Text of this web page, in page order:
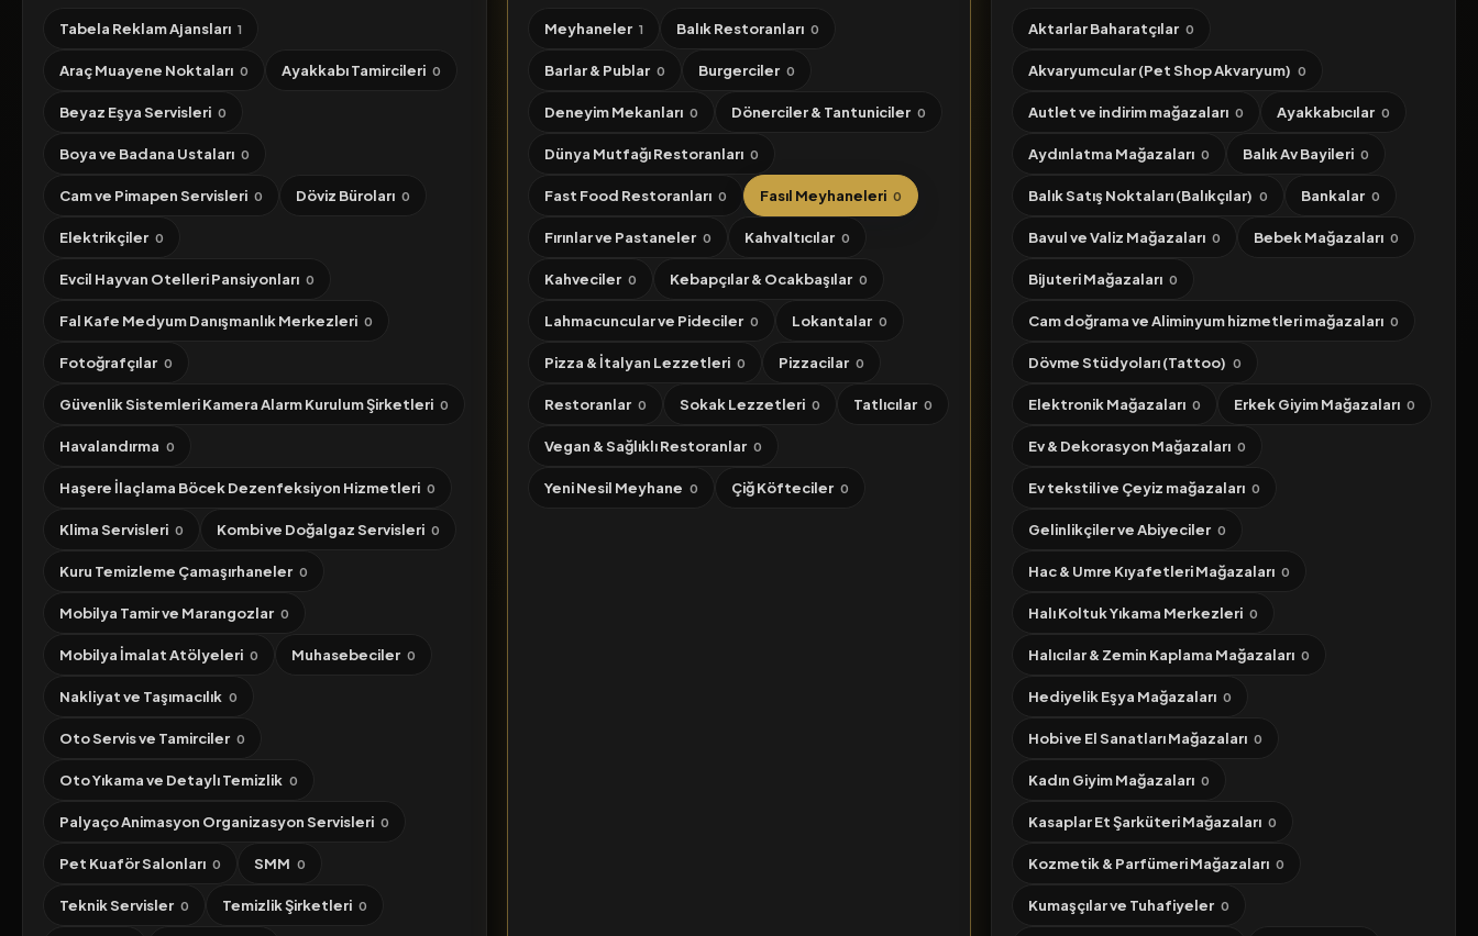
Tabela Reklam Ajansları 1
Araç Muayene Noktaları 0 Ayakkabı Tamircileri 0
Beyaz Eşya Servisleri 0
Boya ve Badana Ustaları 0
Cam ve Pimapen Servisleri 0 Döviz Büroları 0
Elektrikçiler 0
Evcil Hayvan Otelleri Pansiyonları 0
Fal Kafe Medyum Danışmanlık Merkezleri 0
Fotoğrafçılar 0
Güvenlik Sistemleri Kamera Alarm Kurulum Şirketleri 0
Havalandırma 0
Haşere İlaçlama Böcek Dezenfeksiyon Hizmetleri 0
Klima Servisleri 0 Kombi ve Doğalgaz Servisleri 0
Kuru Temizleme Çamaşırhaneler 0
Mobilya Tamir ve Marangozlar 0
Mobilya İmalat Atölyeleri 0 Muhasebeciler 0
Nakliyat ve Taşımacılık 0
Oto Servis ve Tamirciler 0
Oto Yıkama ve Detaylı Temizlik 0
Palyaço Animasyon Organizasyon Servisleri 0
Pet Kuaför Salonları 0 SMM 0
Teknik Servisler 0 Temizlik Şirketleri 0
Meyhaneler 1 Balık Restoranları 0
Barlar & Publar 0 Burgerciler 0
Deneyim Mekanları 0 Dönerciler & Tantuniciler 0
Dünya Mutfağı Restoranları 0
Fast Food Restoranları 0 Fasıl Meyhaneleri 0
Fırınlar ve Pastaneler 0 Kahvaltıcılar 0
Kahveciler 0 Kebapçılar & Ocakbaşılar 0
Lahmacuncular ve Pideciler 0 Lokantalar 0
Pizza & İtalyan Lezzetleri 0 Pizzacilar 0
Restoranlar 0 Sokak Lezzetleri 0 Tatlıcılar 0
Vegan & Sağlıklı Restoranlar 0
Yeni Nesil Meyhane 0 Çiğ Köfteciler 0
Aktarlar Baharatçılar 0
Akvaryumcular (Pet Shop Akvaryum) 0
Autlet ve indirim mağazaları 0 Ayakkabıcılar 0
Aydınlatma Mağazaları 0 Balık Av Bayileri 0
Balık Satış Noktaları (Balıkçılar) 0 Bankalar 0
Bavul ve Valiz Mağazaları 0 Bebek Mağazaları 0
Bijuteri Mağazaları 0
Cam doğrama ve Aliminyum hizmetleri mağazaları 0
Dövme Stüdyoları (Tattoo) 0
Elektronik Mağazaları 0 Erkek Giyim Mağazaları 0
Ev & Dekorasyon Mağazaları 0
Ev tekstili ve Çeyiz mağazaları 0
Gelinlikçiler ve Abiyeciler 0
Hac & Umre Kıyafetleri Mağazaları 0
Halı Koltuk Yıkama Merkezleri 0
Halıcılar & Zemin Kaplama Mağazaları 0
Hediyelik Eşya Mağazaları 0
Hobi ve El Sanatları Mağazaları 0
Kadın Giyim Mağazaları 0
Kasaplar Et Şarküteri Mağazaları 0
Kozmetik & Parfümeri Mağazaları 0
Kumaşçılar ve Tuhafiyeler 0